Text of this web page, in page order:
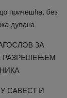
причешћа, без
дувана
ЗА
РАЗРЕШЕЊЕМ
САВЕСТ И